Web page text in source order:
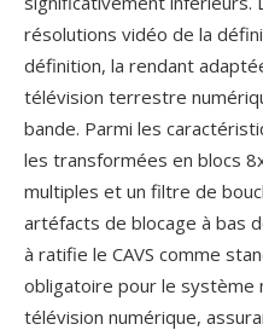
résolutions vidéo de la
définition, la rendant
télévision terrestre
bande. Parmi les
les transformées en blocs
multiples et un filtre de
artéfacts de blocage à bas
à ratifie le CAVS comme
obligatoire pour le système
télévision numérique,